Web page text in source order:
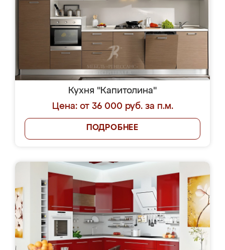
Кухня "Капитолина"
Цена: от 36 000 руб. за п.м.
ПОДРОБНЕЕ